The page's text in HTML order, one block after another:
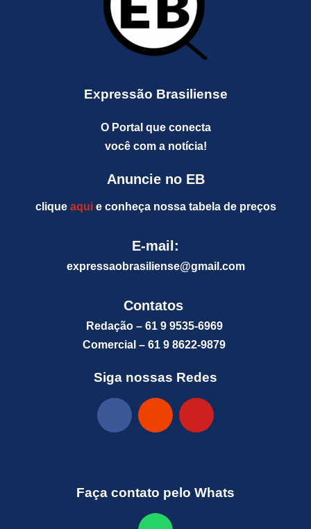
Expressão Brasiliense
O Portal que conecta
você com a notícia!
Anuncie no EB
clique aquie conheça nossa tabela de preços
E-mail:
expressaobrasiliense@gmail.com
Contatos
Redação – 61 9 9535-6969
Comercial – 61 9 8622-9879
Siga nossas Redes
Faça contato pelo Whats